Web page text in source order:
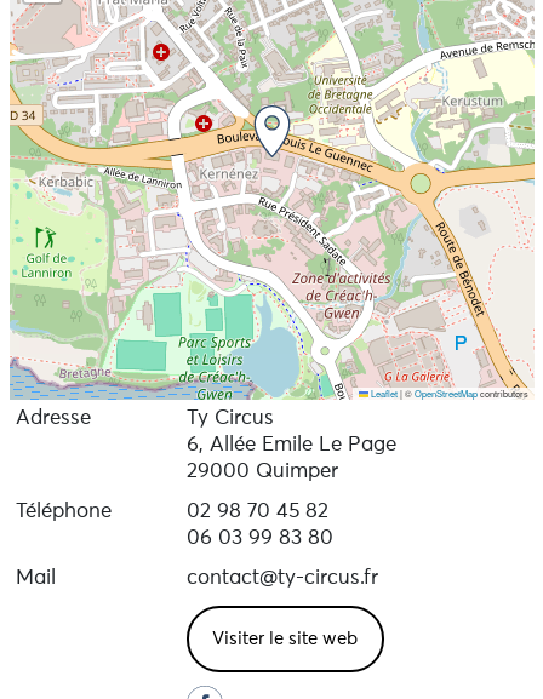
Leaflet |©OpenStreetMapcontributors
Adresse
Ty Circus
6, Allée Emile Le Page
29000 Quimper
Téléphone
02 98 70 45 82
06 03 99 83 80
Mail
contact@ty-circus.fr
Visiter le site web